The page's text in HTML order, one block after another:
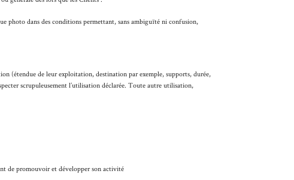
photo dans des conditions permettant, sans ambiguïté ni confusion,
(étendue de leur exploitation, destination par exemple, supports, durée,
scrupuleusement l’utilisation déclarée. Toute autre utilisation,
de promouvoir et développer son activité